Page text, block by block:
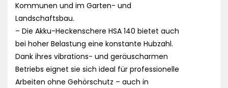
Kommunen und im Garten- und
Landschaftsbau.
– Die Akku-Heckenschere HSA 140 bietet auch
bei hoher Belastung eine konstante Hubzahl.
Dank ihres vibrations- und geräuscharmen
Betriebs eignet sie sich ideal für professionelle
Arbeiten ohne Gehörschutz – auch in